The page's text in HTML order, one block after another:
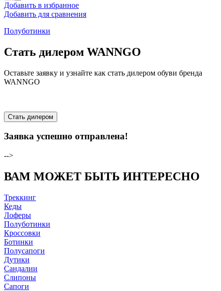
Добавить в избранное
Добавить для сравнения
Полуботинки
Стать дилером WANNGO
Оставьте заявку и узнайте как стать дилером обуви бренда
WANNGO
Стать дилером
Заявка успешно отправлена!
-->
ВАМ МОЖЕТ БЫТЬ ИНТЕРЕСНО
Треккинг
Кеды
Лоферы
Полуботинки
Кроссовки
Ботинки
Полусапоги
Дутики
Сандалии
Слипоны
Сапоги